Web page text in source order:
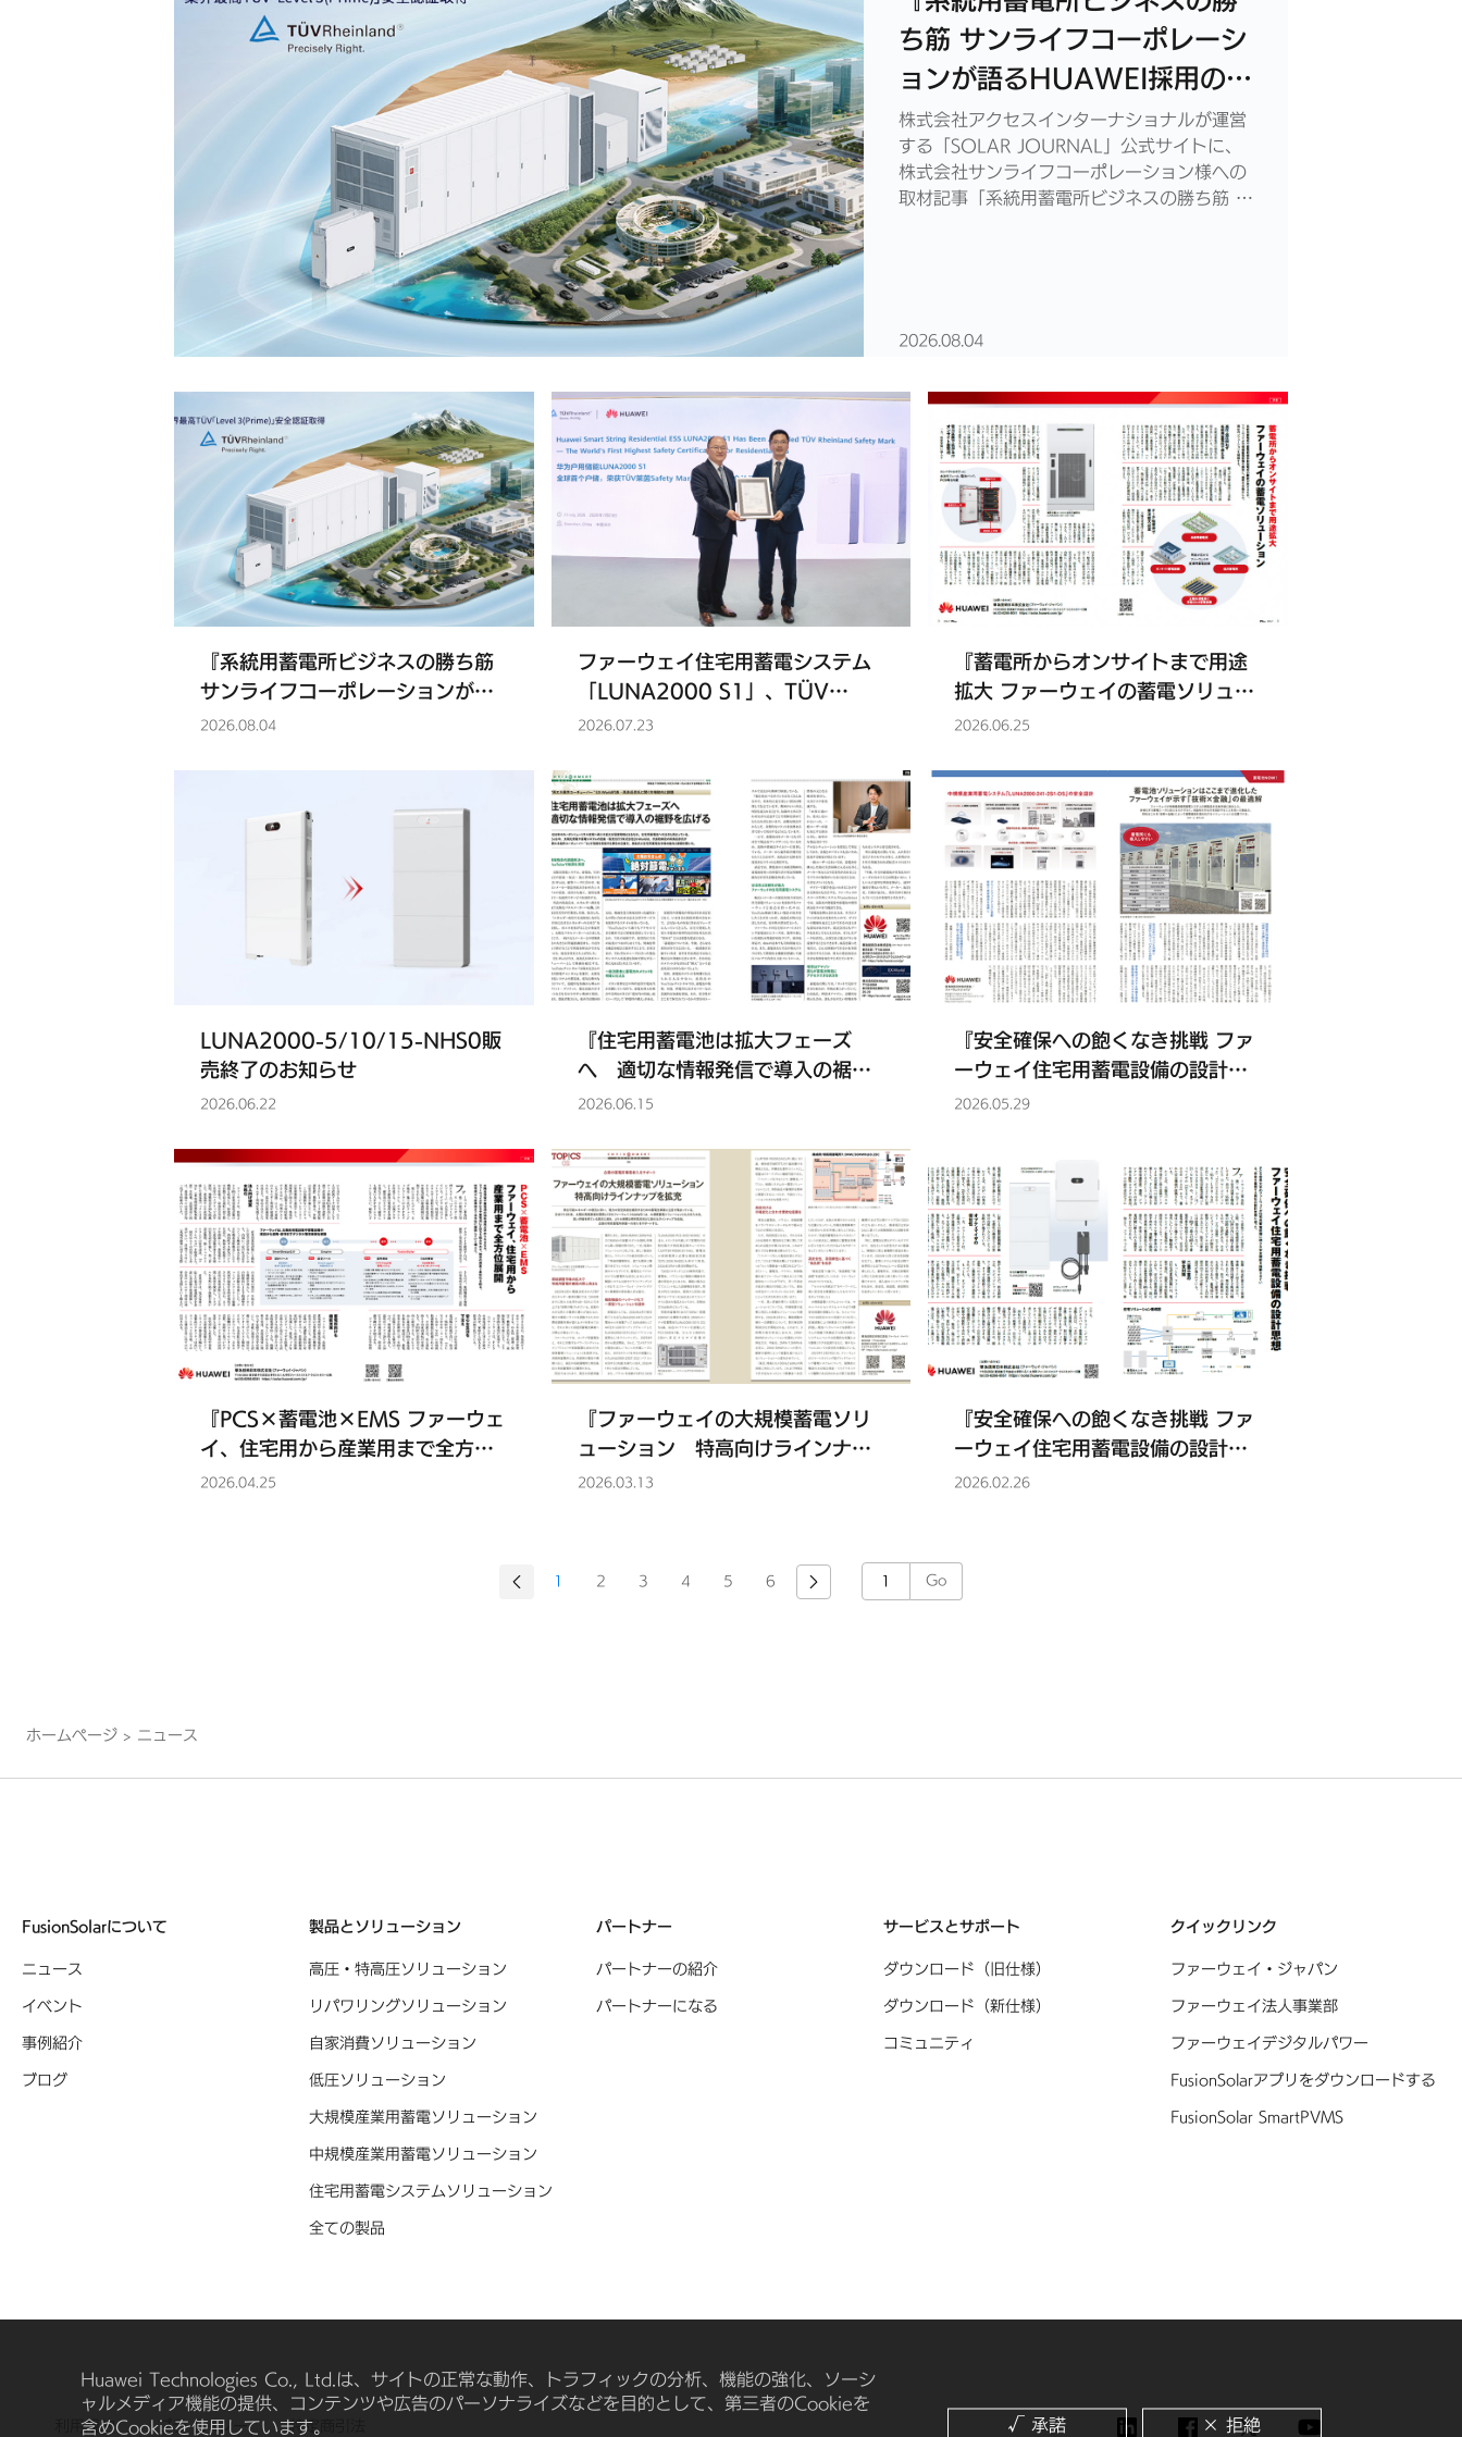
ち筋 サンライフコーポレーシ
ョンが語るHUAWEI採用の理
由』についてSOLAR
JOURNALの公式に掲載され
ました。
株式会社アクセスインターナショナルが運営
する「SOLAR JOURNAL」公式サイトに、
株式会社サンライフコーポレーション様への
取材記事「系統用蓄電所ビジネスの勝ち筋 サ
2026.08.04
『系統用蓄電所ビジネスの勝ち筋
サンライフコーポレーションが語
るHUAWEI採用の理由』について
2026.08.04
ファーウェイ住宅用蓄電システム
「LUNA2000 S1」、TÜV
RheinlandのSマーク最高ランク安
2026.07.23
『蓄電所からオンサイトまで用途
拡大 ファーウェイの蓄電ソリュー
ション』
2026.06.25
LUNA2000-5/10/15-NHS0販
売終了のお知らせ
2026.06.22
『住宅用蓄電池は拡大フェーズ
へ 適切な情報発信で導入の裾野
を広げる』について環境ビジネス
2026.06.15
『安全確保への飽くなき挑戦 ファ
ーウェイ住宅用蓄電設備の設計思
想』についてSOLAR JOURNAL
2026.05.29
『PCS×蓄電池×EMS ファーウェ
イ、住宅用から産業用まで全方位
展開』についてPVeye 5月号に掲
2026.04.25
『ファーウェイの大規模蓄電ソリ
ューション 特高向けラインナッ
プを拡充』について環境ビジネス
2026.03.13
『安全確保への飽くなき挑戦 ファ
ーウェイ住宅用蓄電設備の設計思
想』について、PVeye 3月号に掲
2026.02.26
1 2 3 4 5 6 Go
ホームページ > ニュース
FusionSolarについて
ニュース
イベント
事例紹介
ブログ
製品とソリューション
高圧・特高圧ソリューション
リパワリングソリューション
自家消費ソリューション
低圧ソリューション
大規模産業用蓄電ソリューション
中規模産業用蓄電ソリューション
住宅用蓄電システムソリューション
全ての製品
パートナー
パートナーの紹介
パートナーになる
サービスとサポート
ダウンロード（旧仕様）
ダウンロード（新仕様）
コミュニティ
クイックリンク
ファーウェイ・ジャパン
ファーウェイ法人事業部
ファーウェイデジタルパワー
FusionSolarアプリをダウンロードする
FusionSolar SmartPVMS
利用規約 プライバシー 特定商引法
Huawei Technologies Co., Ltd.は、サイトの正常な動作、トラフィックの分析、機能の強化、ソーシ
ャルメディア機能の提供、コンテンツや広告のパーソナライズなどを目的として、第三者のCookieを
含めCookieを使用しています。